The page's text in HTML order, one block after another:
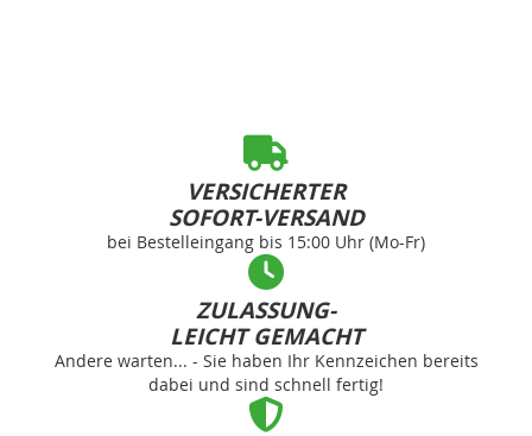
VERSICHERTER
SOFORT-VERSAND
bei Bestelleingang bis 15:00 Uhr (Mo-Fr)
ZULASSUNG-
LEICHT GEMACHT
Andere warten... - Sie haben Ihr Kennzeichen bereits
dabei und sind schnell fertig!